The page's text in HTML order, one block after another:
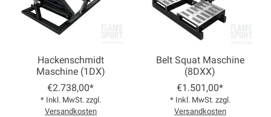
Hackenschmidt
Maschine (1DX)
€2.738,00*
* Inkl. MwSt. zzgl.
Versandkosten
Belt Squat Maschine
(8DXX)
€1.501,00*
* Inkl. MwSt. zzgl.
Versandkosten